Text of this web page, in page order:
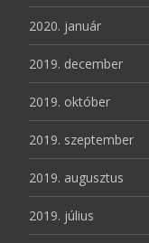
2020. január
2019. december
2019. október
2019. szeptember
2019. augusztus
2019. július